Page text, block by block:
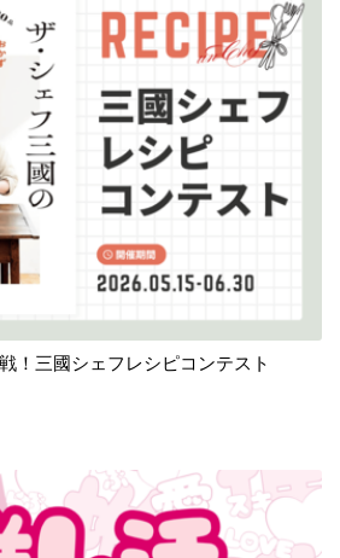
！三國シェフレシピコンテスト